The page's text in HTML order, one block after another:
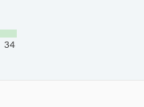
34